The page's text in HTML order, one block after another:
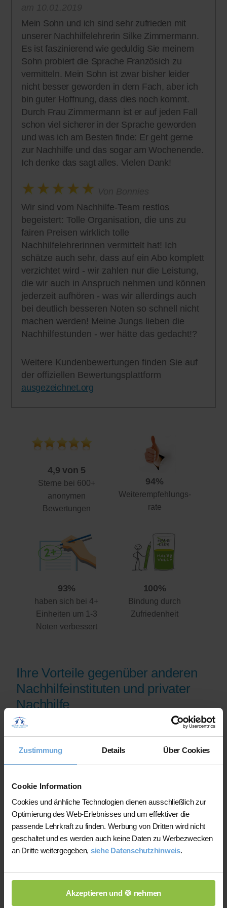
Zustimmung Details Über Cookies
Cookie Information
Cookies und änhliche Technologien dienen ausschließlich zur
Optimierung des Web-Erlebnisses und um effektiver die
passende Lehrkraft zu finden. Werbung von Dritten wird nicht
geschaltet und es werden auch keine Daten zu Werbezwecken
an Dritte weitergegeben, siehe Datenschutzhinweis.
Akzeptieren und 🍪 nehmen
Mein Sohn und ich sind sehr zufrieden mit
unserer Nachhilfelehrerin Silke Zimmermann.
Es ist faszinierend wie geduldig Sie meinem
Sohn probiert die Sprache Französich zu
vermitteln. Mein Sohn ist zwar bisher leider
nicht besser geworden in dem Fach, aber ich
bin guter Hoffnung, dass dies noch kommt.
Durch Frau Zimmermann ist er auf jeden Fall
schon viel sicherer in der Sprache geworden
und was ich am Besten finde: Er geht gerne
zur Nachhilfe und das sogar am Wochenende.
Ich denke das sagt alles. Vielen Dank!
Wir sind vom Nachhilfe-Team restlos
begeistert: Tolle Organisation, die uns zu
fairen Preisen wirklich tolle
Nachhilfelehrerinnen vermittelt hat! Ich
schätze auch sehr, dass auf ein Abo komplett
verzichtet wird - wir zahlen nur die Leistung,
die wir auch in Anspruch nehmen und können
jederzeit aufhören - was wir allerdings auch
bei deutlich besseren Noten so schnell nicht
machen werden! Meine Jungs lieben die
Nachhilfestunden - wer hätte das gedacht!?
Weitere Kundenbewertungen finden Sie auf
der offiziellen Bewertungsplattform
ausgezeichnet.org
4,9 von 5
Sterne bei 600+
anonymen
Bewertungen
94%
Weiterempfehlungs-
rate
93%
haben sich bei 4+
Einheiten um 1-3
Noten verbessert
100%
Bindung durch
Zufriedenheit
Ihre Vorteile gegenüber anderen
Nachhilfeinstituten und privater
Nachhilfe
Qualifikationsnachweise vor der
Freischaltung geprüft werden.
Nachhilfe-Team.net unterstützt Sie dabei,
möglichst schnell eine zu Ihrem Bedarf
passende Lehrkraft zu finden. Bei einem
Ausfall können Sie auf Wunsch bei der
Vermittlung einer anderen Lehrkraft
unterstützt werden.
ihren Unterricht eigenständig.
Die jeweilige Lehrkraft stimmt Lernziele,